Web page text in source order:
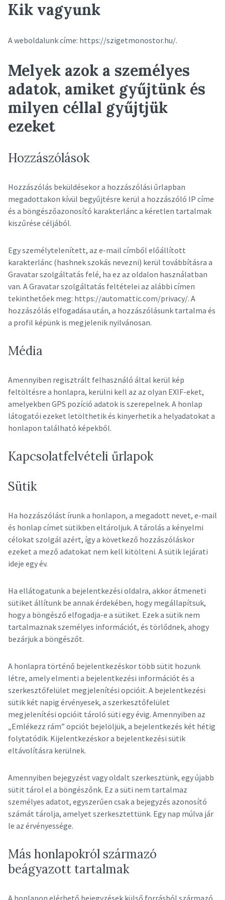
Kik vagyunk
A weboldalunk címe: https://szigetmonostor.hu/.
Melyek azok a személyes
adatok, amiket gyűjtünk és
milyen céllal gyűjtjük
ezeket
Hozzászólások
Hozzászólás beküldésekor a hozzászólási űrlapban
megadottakon kívül begyűjtésre kerül a hozzászóló IP címe
és a böngészőazonosító karakterlánc a kéretlen tartalmak
kiszűrése céljából.
Egy személytelenített, az e-mail címből előállított
karakterlánc (hashnek szokás nevezni) kerül továbbításra a
Gravatar szolgáltatás felé, ha ez az oldalon használatban
van. A Gravatar szolgáltatás feltételei az alábbi címen
tekinthetőek meg: https://automattic.com/privacy/. A
hozzászólás elfogadása után, a hozzászólásunk tartalma és
a profil képünk is megjelenik nyilvánosan.
Média
Amennyiben regisztrált felhasználó által kerül kép
feltöltésre a honlapra, kerülni kell az az olyan EXIF-eket,
amelyekben GPS pozíció adatok is szerepelnek. A honlap
látogatói ezeket letölthetik és kinyerhetik a helyadatokat a
honlapon található képekből.
Kapcsolatfelvételi űrlapok
Sütik
Ha hozzászólást írunk a honlapon, a megadott nevet, e-mail
és honlap címet sütikben eltároljuk. A tárolás a kényelmi
célokat szolgál azért, így a következő hozzászóláskor
ezeket a mező adatokat nem kell kitölteni. A sütik lejárati
ideje egy év.
Ha ellátogatunk a bejelentkezési oldalra, akkor átmeneti
sütiket állítunk be annak érdekében, hogy megállapítsuk,
hogy a böngésző elfogadja-e a sütiket. Ezek a sütik nem
tartalmaznak személyes információt, és törlődnek, ahogy
bezárjuk a böngészőt.
A honlapra történő bejelentkezéskor több sütit hozunk
létre, amely elmenti a bejelentkezési információt és a
szerkesztőfelület megjelenítési opcióit. A bejelentkezési
sütik két napig érvényesek, a szerkesztőfelület
megjelenítési opcióit tároló süti egy évig. Amennyiben az
„Emlékezz rám” opciót bejelöljük, a bejelentkezés két hétig
folytatódik. Kijelentkezéskor a bejelentkezési sütik
eltávolításra kerülnek.
Amennyiben bejegyzést vagy oldalt szerkesztünk, egy újabb
sütit tárol el a böngészőnk. Ez a süti nem tartalmaz
személyes adatot, egyszerűen csak a bejegyzés azonosító
számát tárolja, amelyet szerkesztettünk. Egy nap múlva jár
le az érvényessége.
Más honlapokról származó
beágyazott tartalmak